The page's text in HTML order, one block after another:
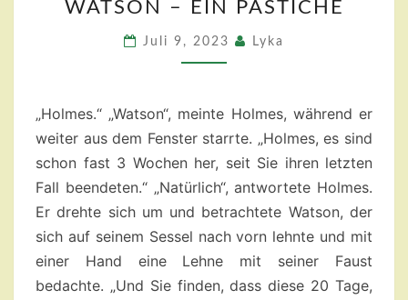
–
EIN
PASTICHE
WATSON – EIN PASTICHE
Juli 9, 2023 Lyka
„Holmes.“ „Watson“, meinte Holmes, während er
weiter aus dem Fenster starrte. „Holmes, es sind
schon fast 3 Wochen her, seit Sie ihren letzten
Fall beendeten.“ „Natürlich“, antwortete Holmes.
Er drehte sich um und betrachtete Watson, der
sich auf seinem Sessel nach vorn lehnte und mit
einer Hand eine Lehne mit seiner Faust
bedachte. „Und Sie finden, dass diese 20 Tage,